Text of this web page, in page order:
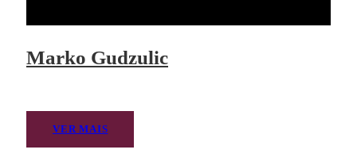
Marko Gudzulic
VER MAIS